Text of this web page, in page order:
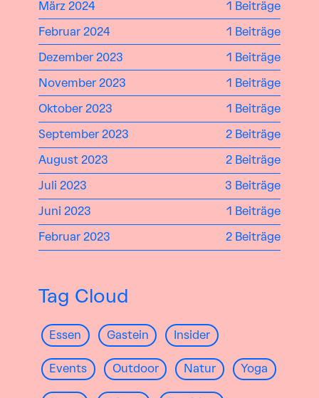
März 2024
1 Beiträge
Februar 2024
1 Beiträge
Dezember 2023
1 Beiträge
November 2023
1 Beiträge
Oktober 2023
1 Beiträge
September 2023
2 Beiträge
August 2023
2 Beiträge
Juli 2023
3 Beiträge
Juni 2023
1 Beiträge
Februar 2023
2 Beiträge
Tag Cloud
Essen Gastein Insider
Events Outdoor Natur Yoga